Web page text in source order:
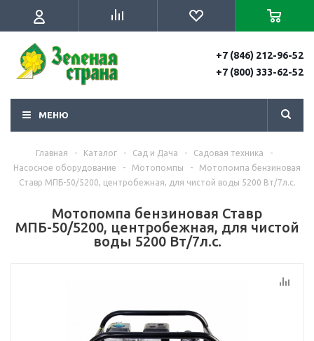
+7 (846) 212-96-52
+7 (800) 333-62-52
МЕНЮ
Главная - Каталог - Сад и Дача - Садовая техника
-
Насосное оборудование
- Мотопомпы -
Мотопомпа бензиновая
Ставр МПБ-50/5200, центробежная, для чистой воды 5200 Вт/7л.с.
Мотопомпа бензиновая Ставр
МПБ-50/5200, центробежная, для чистой
воды 5200 Вт/7л.с.